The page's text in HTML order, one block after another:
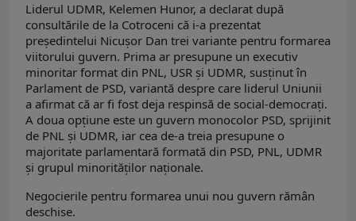
Liderul UDMR, Kelemen Hunor, a declarat după
consultările de la Cotroceni că i-a prezentat
președintelui Nicușor Dan trei variante pentru formarea
viitorului guvern. Prima ar presupune un executiv
minoritar format din PNL, USR și UDMR, susținut în
Parlament de PSD, variantă despre care liderul Uniunii
a afirmat că ar fi fost deja respinsă de social-democrați.
A doua opțiune este un guvern monocolor PSD, sprijinit
de PNL și UDMR, iar cea de-a treia presupune o
majoritate parlamentară formată din PSD, PNL, UDMR
și grupul minorităților naționale.
Negocierile pentru formarea unui nou guvern rămân
deschise.